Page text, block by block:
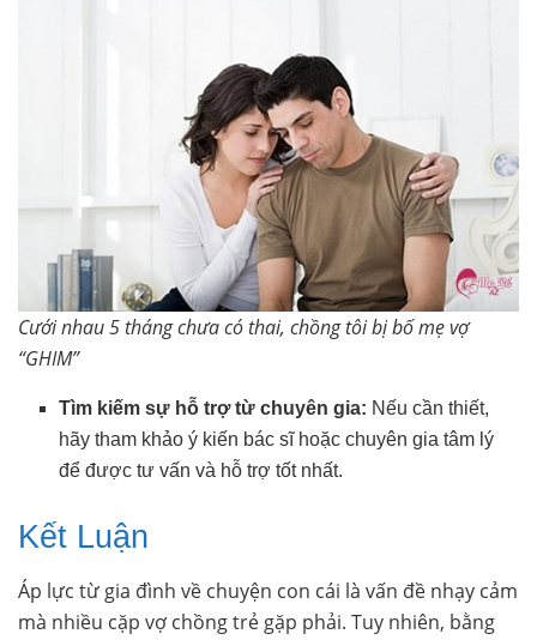
Cưới nhau 5 tháng chưa có thai, chồng tôi bị bố mẹ vợ
“GHIM”
Tìm kiếm sự hỗ trợ từ chuyên gia: Nếu cần thiết,
hãy tham khảo ý kiến bác sĩ hoặc chuyên gia tâm lý
để được tư vấn và hỗ trợ tốt nhất.
Kết Luận
Áp lực từ gia đình về chuyện con cái là vấn đề nhạy cảm
mà nhiều cặp vợ chồng trẻ gặp phải. Tuy nhiên, bằng